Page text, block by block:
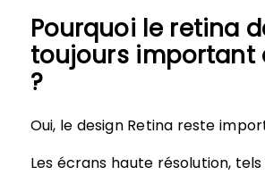
Pourquoi le retina
toujours important
?
Oui, le design Retina reste
Les écrans haute résolution,